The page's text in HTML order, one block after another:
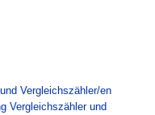
Vergleichszähler/en
Vergleichszähler und